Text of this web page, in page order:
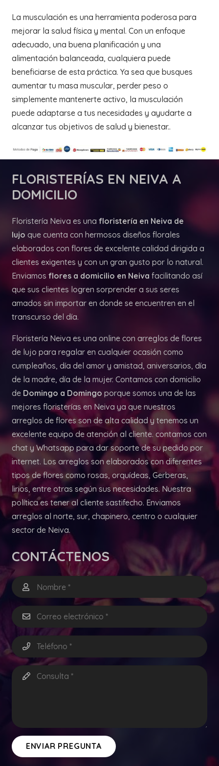
La musculación es una herramienta poderosa para
mejorar la salud física y mental. Con un enfoque
adecuado, una buena planificación y una
alimentación balanceada, cualquiera puede
beneficiarse de esta práctica. Ya sea que busques
aumentar tu masa muscular, perder peso o
simplemente mantenerte activo, la musculación
puede adaptarse a tus necesidades y ayudarte a
alcanzar tus objetivos de salud y bienestar..
FLORISTERÍAS EN NEIVA A
DOMICILIO
Floristería Neiva es una floristería en Neiva de
lujo que cuenta con hermosos diseños florales
elaborados con flores de excelente calidad dirigida a
clientes exigentes y con un gran gusto por lo natural.
Enviamos flores a domicilio en Neiva facilitando así
que sus clientes logren sorprender a sus seres
amados sin importar en donde se encuentren en el
transcurso del día.
Floristería Neiva es una online con arreglos de flores
de lujo para regalar en cualquier ocasión como
cumpleaños, día del amor y amistad, aniversarios, día
de la madre, día de la mujer. Contamos con domicilio
de Domingo a Domingo porque somos una de las
mejores floristerías en Neiva ya que nuestros
arreglos de flores son de alta calidad y tenemos un
excelente equipo de atención al cliente. contamos con
chat y Whatsapp para dar soporte de su pedido por
internet. Los arreglos son elaborados con diferentes
tipos de flores como rosas, orquídeas, Gerberas,
lirios, entre otras según sus necesidades. Nuestra
política es tener al cliente sastifecho. Enviamos
arreglos al norte, sur, chapinero, centro o cualquier
sector de Neiva.
CONTÁCTENOS
ENVIAR PREGUNTA